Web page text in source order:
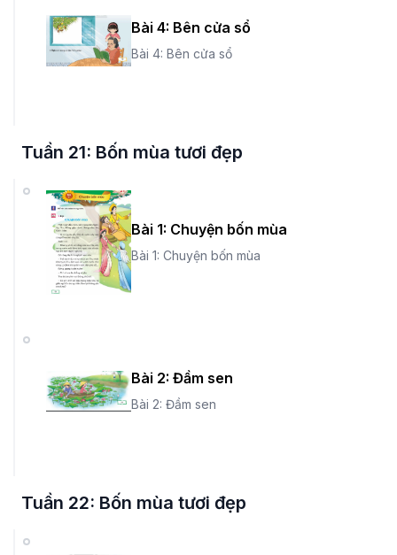
Bài 4: Bên cửa sổ
Bài 4: Bên cửa sổ
Tuần 21: Bốn mùa tươi đẹp
Bài 1: Chuyện bốn mùa
Bài 1: Chuyện bốn mùa
Bài 2: Đầm sen
Bài 2: Đầm sen
Tuần 22: Bốn mùa tươi đẹp